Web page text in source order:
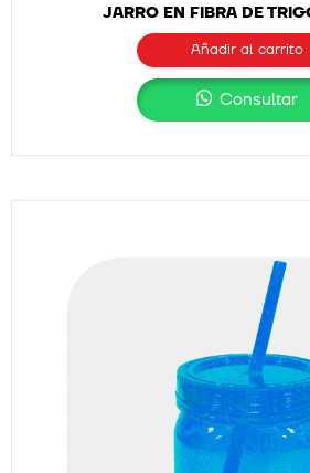
JARRO EN FIBRA DE
Añadir al carrito
Consultar